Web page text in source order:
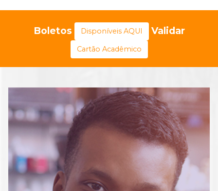
Boletos Disponíveis AQUI Validar
Cartão Acadêmico